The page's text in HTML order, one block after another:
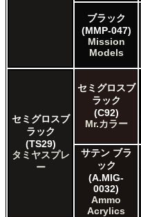
ブラック
(MMP-047)
Mission
Models
セミグロスブ
ラック
(TS29)
タミヤスプレ
ー
セミグロスブ
ラック
(C92)
Mr.カラー
サテン ブラ
ック
(A.MIG-
0032)
Ammo
Acrylics